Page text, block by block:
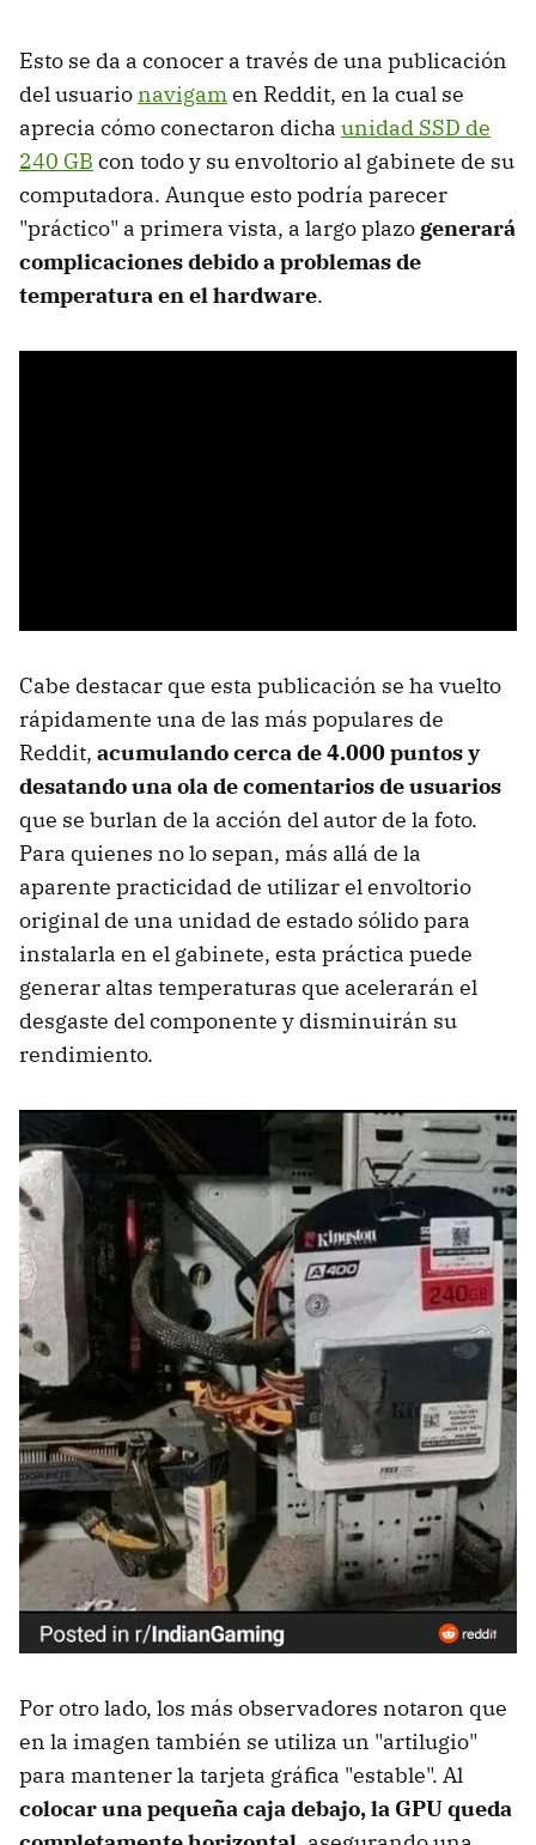
Esto se da a conocer a través de una publicación
del usuarionavigamen Reddit, en la cual se
aprecia cómo conectaron dicha unidad SSD de
240 GB con todo y su envoltorio al gabinete de su
computadora. Aunque esto podría parecer
"práctico" a primera vista, a largo plazo generará
complicaciones debido a problemas de
temperatura en el hardware.
Cabe destacar que esta publicación se ha vuelto
rápidamente una de las más populares de
Reddit, acumulando cerca de 4.000 puntos y
desatando una ola de comentarios de usuarios
que se burlan de la acción del autor de la foto.
Para quienes no lo sepan, más allá de la
aparente practicidad de utilizar el envoltorio
original de una unidad de estado sólido para
instalarla en el gabinete, esta práctica puede
generar altas temperaturas que acelerarán el
desgaste del componente y disminuirán su
rendimiento.
Por otro lado, los más observadores notaron que
en la imagen también se utiliza un "artilugio"
para mantener la tarjeta gráfica "estable". Al
colocar una pequeña caja debajo, la GPU queda